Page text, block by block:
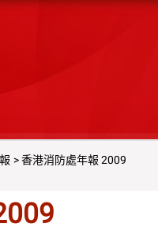
香港消防處年報 2009